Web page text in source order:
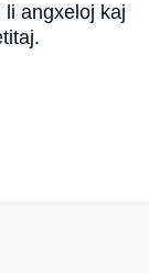
angxeloj kaj